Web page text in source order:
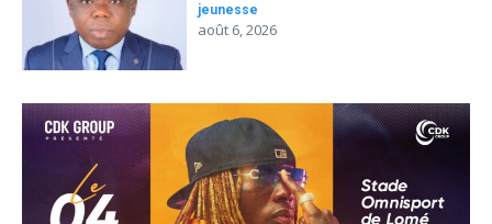
jeunesse
août 6, 2026